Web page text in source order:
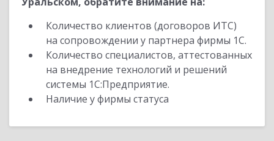
Количество клиентов (договоров ИТС)
на сопровождении у партнера фирмы 1С.
Количество специалистов, аттестованных
на внедрение технологий и решений
системы 1С:Предприятие.
Наличие у фирмы статуса